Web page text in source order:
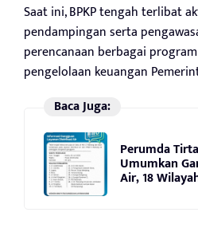
Saat ini, BPKP tengah terlibat
pendampingan serta
perencanaan berbagai
pengelolaan keuangan
Baca Juga:
Perumda
Umumkan
Air, 18